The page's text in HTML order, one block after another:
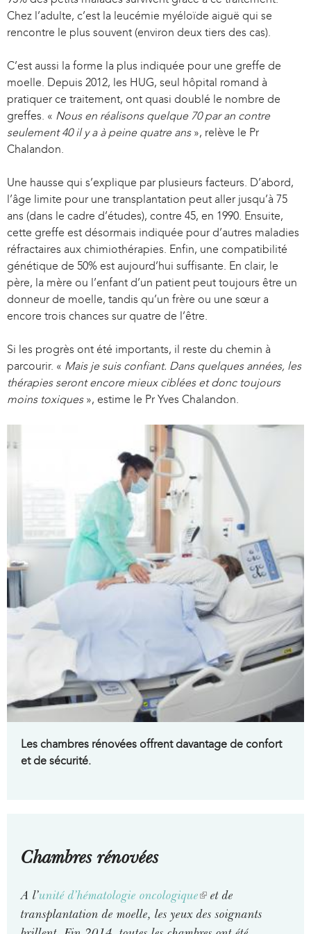
Chez l’adulte, c’est la leucémie myéloïde aiguë qui se
rencontre le plus souvent (environ deux tiers des cas).
C’est aussi la forme la plus indiquée pour une greffe de
moelle. Depuis 2012, les HUG, seul hôpital romand à
pratiquer ce traitement, ont quasi doublé le nombre de
greffes. « Nous en réalisons quelque 70 par an contre
seulement 40 il y a à peine quatre ans», relève le Pr
Chalandon.
Une hausse qui s’explique par plusieurs facteurs. D’abord,
l’âge limite pour une transplantation peut aller jusqu’à 75
ans (dans le cadre d’études), contre 45, en 1990. Ensuite,
cette greffe est désormais indiquée pour d’autres maladies
réfractaires aux chimiothérapies. Enfin, une compatibilité
génétique de 50% est aujourd’hui suffisante. En clair, le
père, la mère ou l’enfant d’un patient peut toujours être un
donneur de moelle, tandis qu’un frère ou une sœur a
encore trois chances sur quatre de l’être.
Si les progrès ont été importants, il reste du chemin à
parcourir. « Mais je suis confiant. Dans quelques années, les
thérapies seront encore mieux ciblées et donc toujours
moins toxiques», estime le Pr Yves Chalandon.
Les chambres rénovées offrent davantage de confort
et de sécurité.
Chambres rénovées
A l’unité d’hématologie oncologique(
l
et de
transplantation de moelle, les yeux des soignants